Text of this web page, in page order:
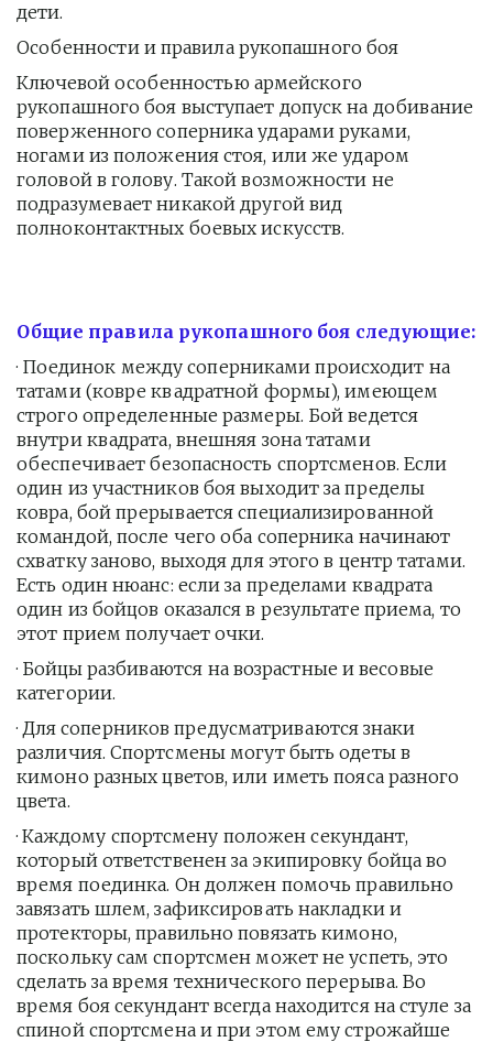
дети.
Особенности и правила рукопашного боя
Ключевой особенностью армейского
рукопашного боя выступает допуск на добивание
поверженного соперника ударами руками,
ногами из положения стоя, или же ударом
головой в голову. Такой возможности не
подразумевает никакой другой вид
полноконтактных боевых искусств.
Общие правила рукопашного боя следующие:
· Поединок между соперниками происходит на
татами (ковре квадратной формы), имеющем
строго определенные размеры. Бой ведется
внутри квадрата, внешняя зона татами
обеспечивает безопасность спортсменов. Если
один из участников боя выходит за пределы
ковра, бой прерывается специализированной
командой, после чего оба соперника начинают
схватку заново, выходя для этого в центр татами.
Есть один нюанс: если за пределами квадрата
один из бойцов оказался в результате приема, то
этот прием получает очки.
· Бойцы разбиваются на возрастные и весовые
категории.
· Для соперников предусматриваются знаки
различия. Спортсмены могут быть одеты в
кимоно разных цветов, или иметь пояса разного
цвета.
· Каждому спортсмену положен секундант,
который ответственен за экипировку бойца во
время поединка. Он должен помочь правильно
завязать шлем, зафиксировать накладки и
протекторы, правильно повязать кимоно,
поскольку сам спортсмен может не успеть, это
сделать за время технического перерыва. Во
время боя секундант всегда находится на стуле за
спиной спортсмена и при этом ему строжайше